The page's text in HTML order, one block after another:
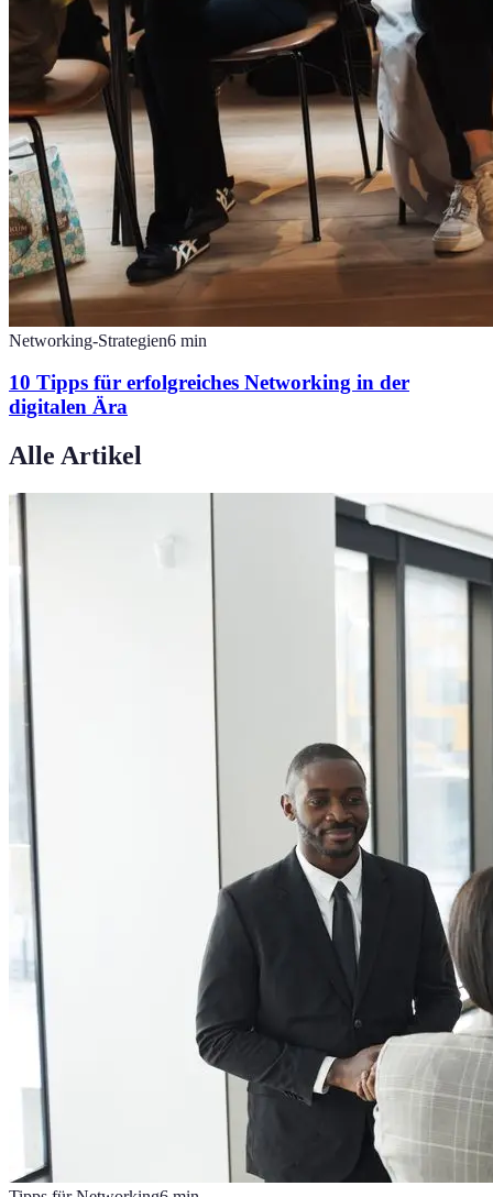
Networking-Strategien6 min
10 Tipps für erfolgreiches Networking in der
digitalen Ära
Alle Artikel